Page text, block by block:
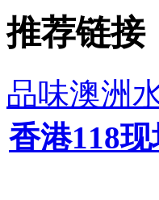
推荐链接
品味澳洲
香港118